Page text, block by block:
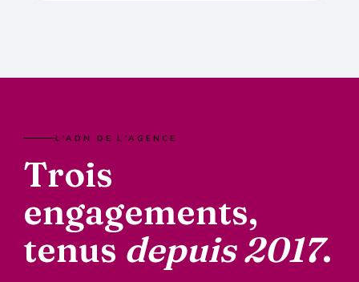
L'ADN DE L'AGENCE
Trois
engagements,
tenus depuis 2017.